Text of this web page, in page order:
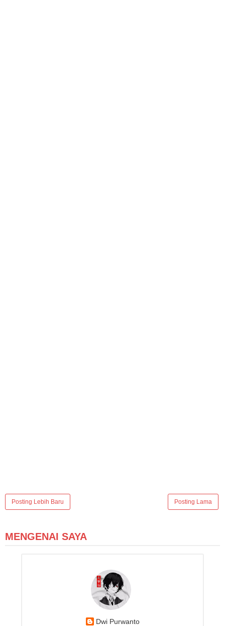
Posting Lebih Baru Posting Lama
MENGENAI SAYA
Dwi Purwanto